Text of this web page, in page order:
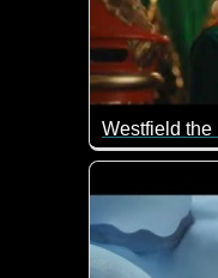
Westfield the
The Magic of